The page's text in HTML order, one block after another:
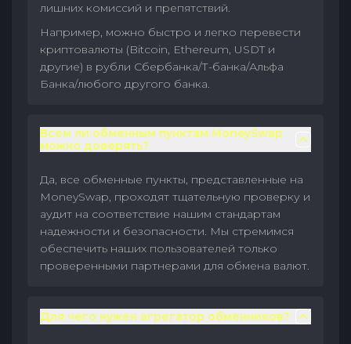
лишних комиссий и препятствий.
Например, можно быстро и легко перевести
криптовалюты (Bitcoin, Ethereum, USDT и
другие) в рубли Сбербанка/Т-банка/Альфа
Банка/любого другого банка.
Всем ли обменным пунктам MoneySwap
можно доверять?
Да, все обменные пункты, представленные на
MoneySwap, проходят тщательную проверку и
аудит на соответствие нашим стандартам
надежности и безопасности. Мы стремимся
обеспечить наших пользователей только
проверенными партнерами для обмена валют.
Для чего нужен агрегатор обменников?